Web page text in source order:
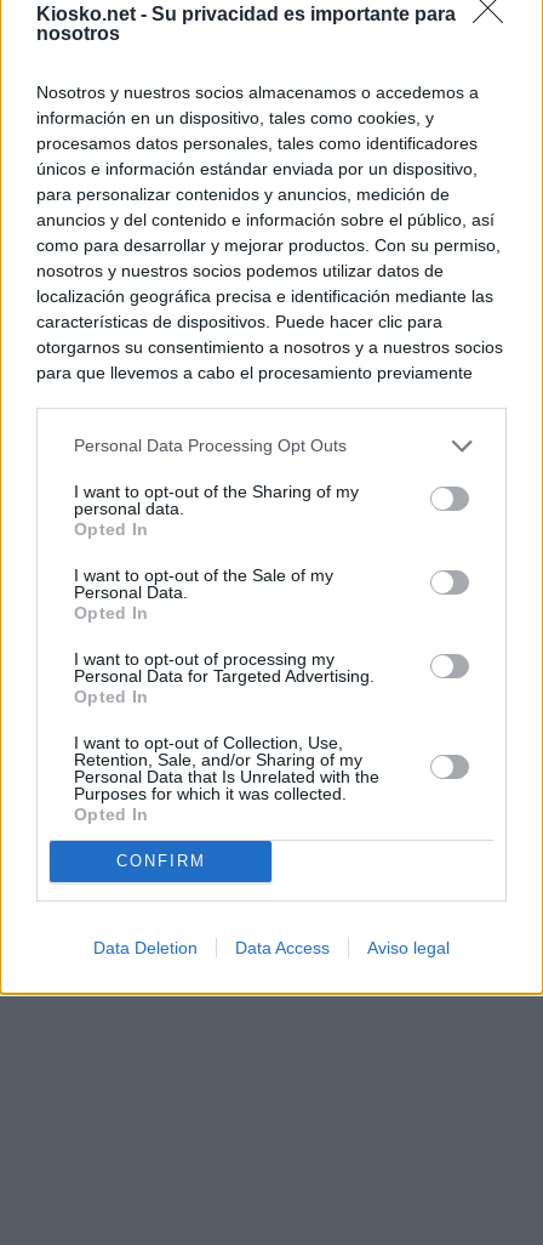
Kiosko.net - Su privacidad es importante para
nosotros
Nosotros y nuestros socios almacenamos o accedemos a
información en un dispositivo, tales como cookies, y
procesamos datos personales, tales como identificadores
únicos e información estándar enviada por un dispositivo,
para personalizar contenidos y anuncios, medición de
anuncios y del contenido e información sobre el público, así
como para desarrollar y mejorar productos. Con su permiso,
nosotros y nuestros socios podemos utilizar datos de
localización geográfica precisa e identificación mediante las
características de dispositivos. Puede hacer clic para
otorgarnos su consentimiento a nosotros y a nuestros socios
para que llevemos a cabo el procesamiento previamente
negar su consentimiento. Tenga en cuenta que algún
de su consentimiento, pero usted tiene el derecho de
rechazar tal procesamiento. Sus preferencias se aplicarán
cualquier momento entrando de nuevo en este sitio web o
visitando nuestra política de privacidad.
Personal Data Processing Opt Outs
I want to opt-out of the Sharing of my
personal data.
Opted In
I want to opt-out of the Sale of my
Personal Data.
Opted In
I want to opt-out of processing my
Personal Data for Targeted Advertising.
Opted In
I want to opt-out of Collection, Use,
Retention, Sale, and/or Sharing of my
Personal Data that Is Unrelated with the
Purposes for which it was collected.
Opted In
CONFIRM
Data Deletion Data Access Aviso legal